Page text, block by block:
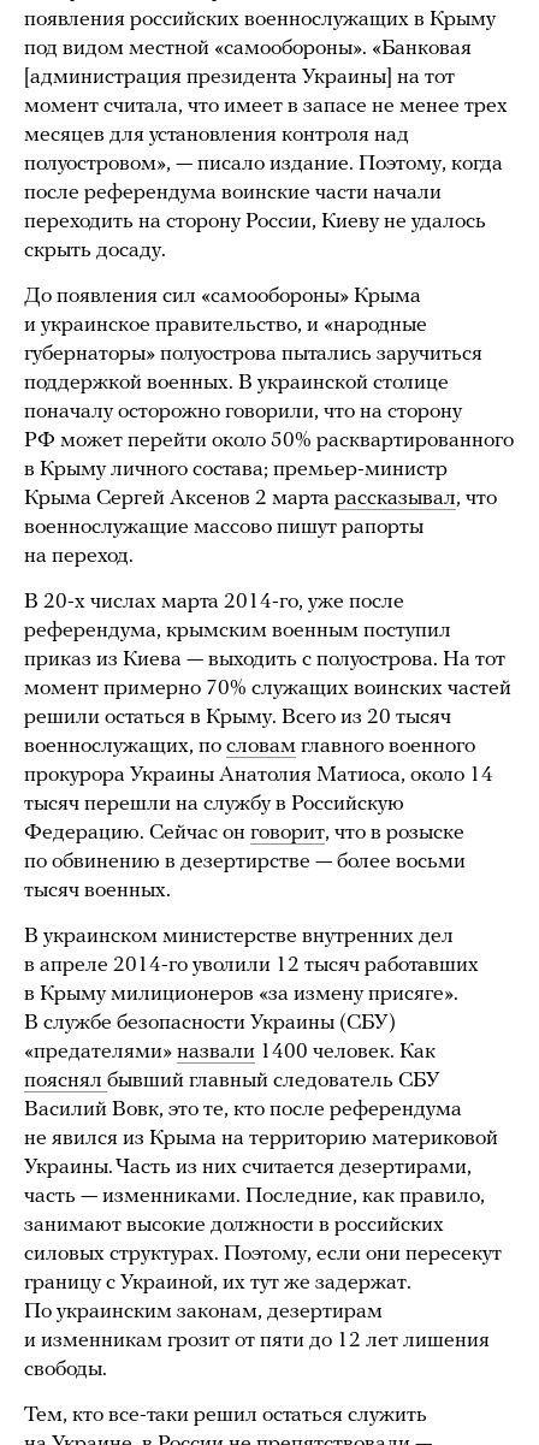
появления российских военнослужащих в Крыму
под видом местной «самообороны». «Банковая
[администрация президента Украины] на тот
момент считала, что имеет в запасе не менее трех
месяцев для установления контроля над
полуостровом», — писало издание. Поэтому, когда
после референдума воинские части начали
переходить на сторону России, Киеву не удалось
скрыть досаду.
До появления сил «самообороны» Крыма
и украинское правительство, и «народные
губернаторы» полуострова пытались заручиться
поддержкой военных. В украинской столице
поначалу осторожно говорили, что на сторону
РФ может перейти около 50% расквартированного
в Крыму личного состава; премьер-министр
Крыма Сергей Аксенов 2 марта рассказывал, что
военнослужащие массово пишут рапорты
на переход.
В 20-х числах марта 2014-го, уже после
референдума, крымским военным поступил
приказ из Киева — выходить с полуострова. На тот
момент примерно 70% служащих воинских частей
решили остаться в Крыму. Всего из 20 тысяч
военнослужащих, по словам главного военного
прокурора Украины Анатолия Матиоса, около 14
тысяч перешли на службу в Российскую
Федерацию. Сейчас он говорит, что в розыске
по обвинению в дезертирстве — более восьми
тысяч военных.
В украинском министерстве внутренних дел
в апреле 2014-го уволили 12 тысяч работавших
в Крыму милиционеров «за измену присяге».
В службе безопасности Украины (СБУ)
«предателями» назвали 1400 человек. Как
пояснял бывший главный следователь СБУ
Василий Вовк, это те, кто после референдума
не явился из Крыма на территорию материковой
Украины. Часть из них считается дезертирами,
часть — изменниками. Последние, как правило,
занимают высокие должности в российских
силовых структурах. Поэтому, если они пересекут
границу с Украиной, их тут же задержат.
По украинским законам, дезертирам
и изменникам грозит от пяти до 12 лет лишения
свободы.
Тем, кто все-таки решил остаться служить